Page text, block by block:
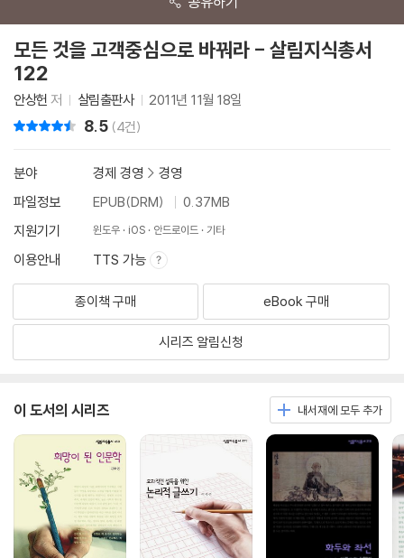
모든 것을 고객중심으로 바꿔라 - 살림지식총서
122
안상헌 저 살림출판사 2011년 11월 18일
8.5 (4건)
분야 경제 경영 > 경영
파일정보
EPUB(DRM)
0.37MB
지원기기
윈도우 iOS 안드로이드 기타
이용안내 TTS 가능
종이책 구매 eBook 구매
시리즈 알림신청
이 도서의 시리즈 내서재에 모두 추가